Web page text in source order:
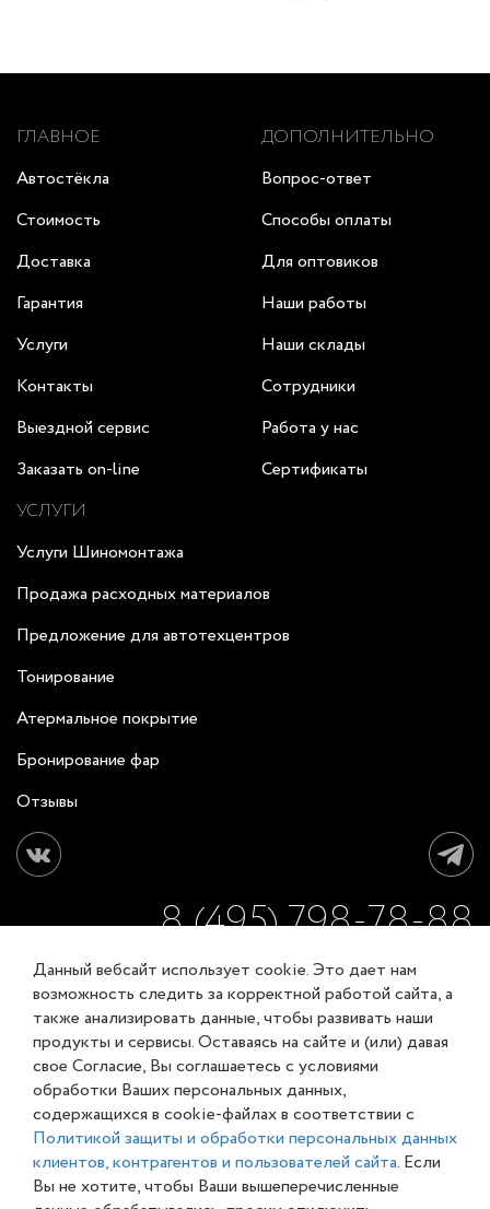
Данный вебсайт использует cookie. Это дает нам
возможность следить за корректной работой сайта, а
также анализировать данные, чтобы развивать наши
продукты и сервисы. Оставаясь на сайте и (или) давая
свое Согласие, Вы соглашаетесь с условиями
обработки Ваших персональных данных,
содержащихся в cookie-файлах в соответствии с
Политикой защиты и обработки персональных данных
клиентов, контрагентов и пользователей сайта. Если
Вы не хотите, чтобы Ваши вышеперечисленные
ГЛАВНОЕ
Автостёкла
Стоимость
Доставка
Гарантия
Услуги
Контакты
Выездной сервис
Заказать on-line
ДОПОЛНИТЕЛЬНО
Вопрос-ответ
Способы оплаты
Для оптовиков
Наши работы
Наши склады
Сотрудники
Работа у нас
Сертификаты
УСЛУГИ
Услуги Шиномонтажа
Продажа расходных материалов
Предложение для автотехцентров
Тонирование
Атермальное покрытие
Бронирование фар
Отзывы
8 (495) 798-78-88
ЗАКАЗАТЬ ОБРАТНЫЙ ЗВОНОК
Соглашение об обработке персональных данных
© XL-Groupp 2007-2026